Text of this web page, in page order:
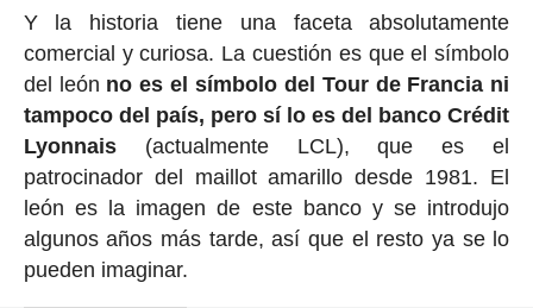
Y la historia tiene una faceta absolutamente
comercial y curiosa. La cuestión es que el símbolo
del león no es el símbolo del Tour de Francia ni
tampoco del país, pero sí lo es del banco Crédit
Lyonnais(actualmente LCL), que es el
patrocinador del maillot amarillo desde 1981. El
león es la imagen de este banco y se introdujo
algunos años más tarde, así que el resto ya se lo
pueden imaginar.